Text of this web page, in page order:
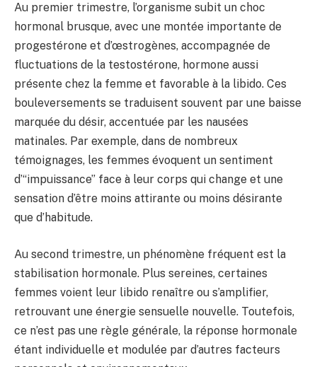
Au premier trimestre, l’organisme subit un choc
hormonal brusque, avec une montée importante de
progestérone et d’œstrogènes, accompagnée de
fluctuations de la testostérone, hormone aussi
présente chez la femme et favorable à la libido. Ces
bouleversements se traduisent souvent par une baisse
marquée du désir, accentuée par les nausées
matinales. Par exemple, dans de nombreux
témoignages, les femmes évoquent un sentiment
d’“impuissance” face à leur corps qui change et une
sensation d’être moins attirante ou moins désirante
que d’habitude.
Au second trimestre, un phénomène fréquent est la
stabilisation hormonale. Plus sereines, certaines
femmes voient leur libido renaître ou s’amplifier,
retrouvant une énergie sensuelle nouvelle. Toutefois,
ce n’est pas une règle générale, la réponse hormonale
étant individuelle et modulée par d’autres facteurs